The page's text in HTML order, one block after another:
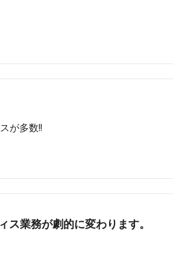
が多数!!️
業務が劇的に変わります。